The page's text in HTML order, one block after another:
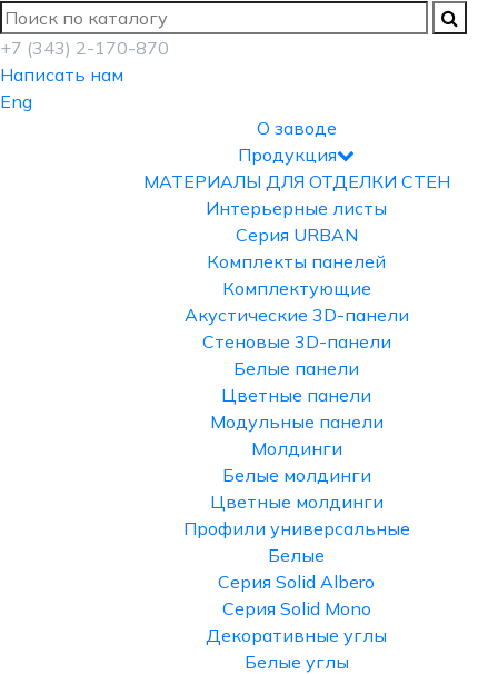
+7 (343) 2-170-870
Написать нам
Eng
О заводе
Продукция
МАТЕРИАЛЫ ДЛЯ ОТДЕЛКИ СТЕН
Интерьерные листы
Серия URBAN
Комплекты панелей
Комплектующие
Акустические 3D-панели
Стеновые 3D-панели
Белые панели
Цветные панели
Модульные панели
Молдинги
Белые молдинги
Цветные молдинги
Профили универсальные
Белые
Серия Solid Albero
Серия Solid Mono
Декоративные углы
Белые углы